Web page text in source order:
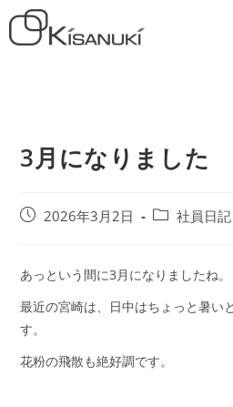
3月になりました
2026年3月2日 社員日記
あっという間に3月になりましたね。
最近の宮崎は、日中はちょっと暑い
す。
花粉の飛散も絶好調です。